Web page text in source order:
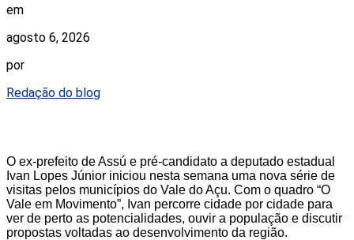
em
agosto 6, 2026
por
Redação do blog
O ex-prefeito de Assú e pré-candidato a deputado estadual
Ivan Lopes Júnior iniciou nesta semana uma nova série de
visitas pelos municípios do Vale do Açu. Com o quadro “O
Vale em Movimento”, Ivan percorre cidade por cidade para
ver de perto as potencialidades, ouvir a população e discutir
propostas voltadas ao desenvolvimento da região.